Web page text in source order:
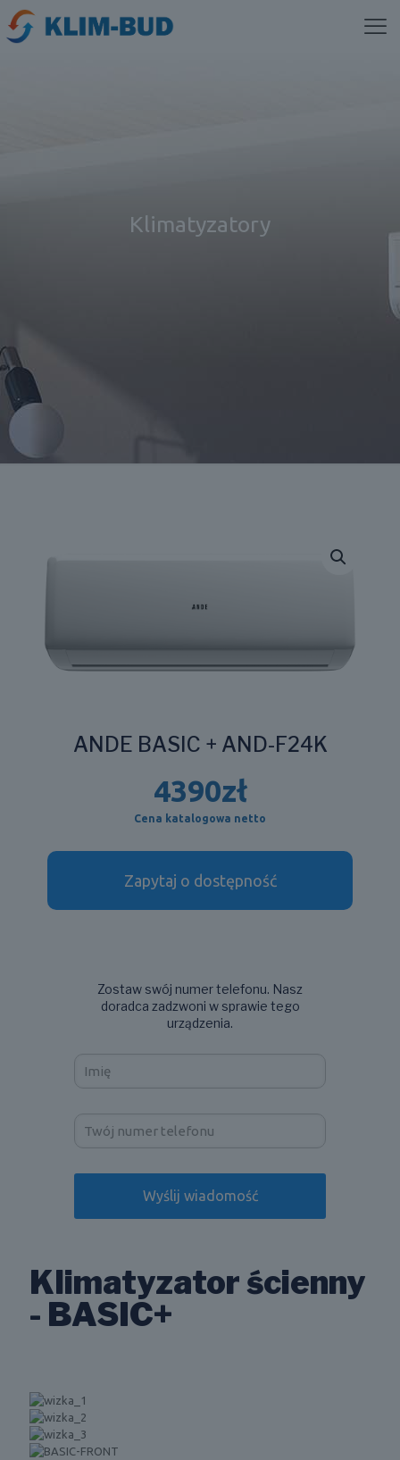
Klimatyzatory
ANDE BASIC + AND-F24K
4390zł
Cena katalogowa netto
Zapytaj o dostępność
Zostaw swój numer telefonu. Nasz
doradca zadzwoni w sprawie tego
urządzenia.
Klimatyzator ścienny
- BASIC+